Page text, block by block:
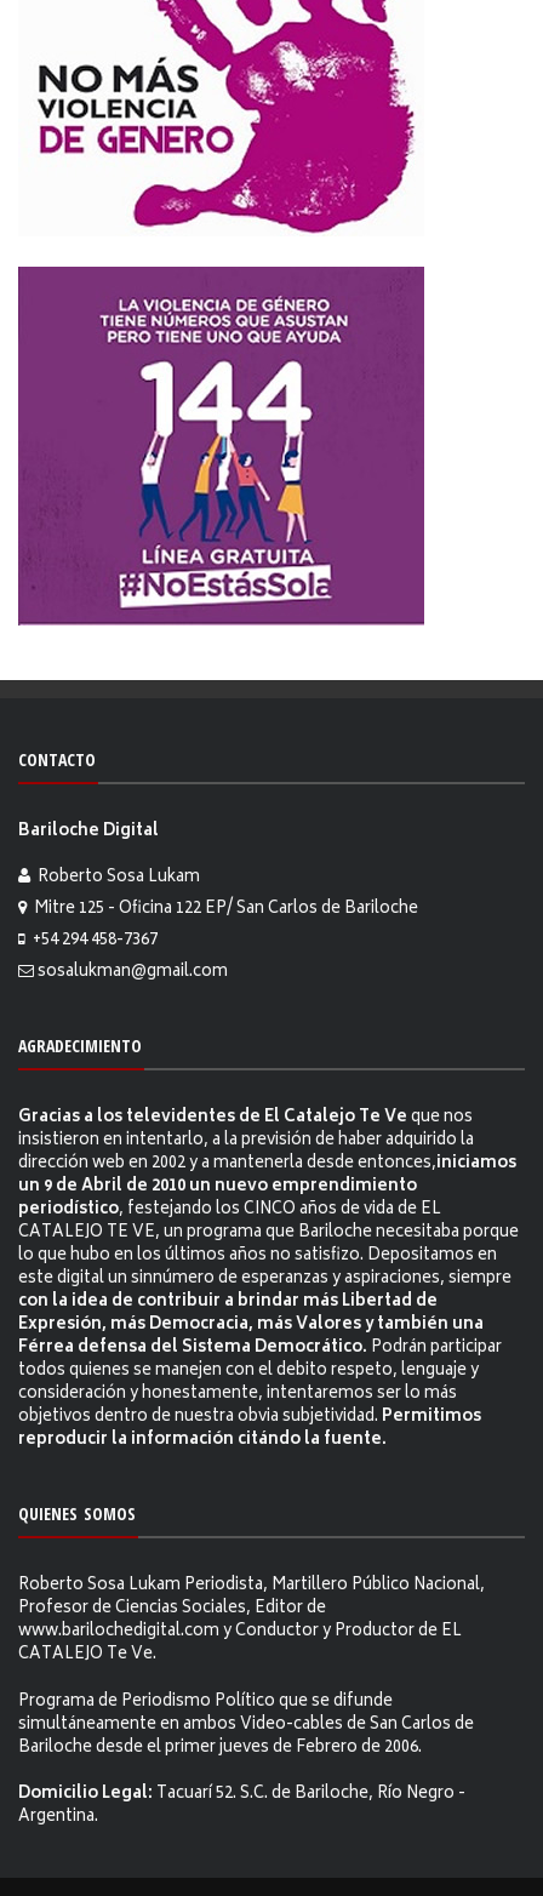
CONTACTO
Bariloche Digital
Roberto Sosa Lukam
Mitre 125 - Oficina 122 EP/ San Carlos de Bariloche
+54 294 458-7367
sosalukman@gmail.com
AGRADECIMIENTO
Gracias a los televidentes de El Catalejo Te Veque nos
insistieron en intentarlo, a la previsión de haber adquirido la
dirección web en 2002 y a mantenerla desde entonces,iniciamos
un 9 de Abril de 2010 un nuevo emprendimiento
periodístico, festejando los CINCO años de vida de EL
CATALEJO TE VE, un programa que Bariloche necesitaba porque
lo que hubo en los últimos años no satisfizo. Depositamos en
este digital un sinnúmero de esperanzas y aspiraciones, siempre
con la idea de contribuir a brindar más Libertad de
Expresión, más Democracia, más Valores y también una
Férrea defensa del Sistema Democrático. Podrán participar
todos quienes se manejen con el debito respeto, lenguaje y
consideración y honestamente, intentaremos ser lo más
objetivos dentro de nuestra obvia subjetividad. Permitimos
reproducir la información citándo la fuente.
QUIENES SOMOS
Roberto Sosa Lukam Periodista, Martillero Público Nacional,
Profesor de Ciencias Sociales, Editor de
www.barilochedigital.com y Conductor y Productor de EL
CATALEJO Te Ve.
Programa de Periodismo Político que se difunde
simultáneamente en ambos Video-cables de San Carlos de
Bariloche desde el primer jueves de Febrero de 2006.
Domicilio Legal: Tacuarí 52. S.C. de Bariloche, Río Negro -
Argentina.